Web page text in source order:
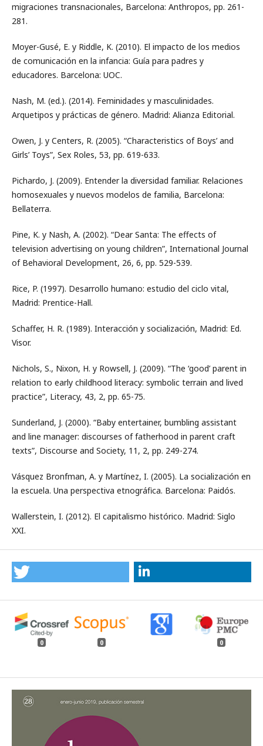
migraciones transnacionales, Barcelona: Anthropos, pp. 261-
281.
Moyer-Gusé, E. y Riddle, K. (2010). El impacto de los medios
de comunicación en la infancia: Guía para padres y
educadores. Barcelona: UOC.
Nash, M. (ed.). (2014). Feminidades y masculinidades.
Arquetipos y prácticas de género. Madrid: Alianza Editorial.
Owen, J. y Centers, R. (2005). “Characteristics of Boys’ and
Girls’ Toys”, Sex Roles, 53, pp. 619-633.
Pichardo, J. (2009). Entender la diversidad familiar. Relaciones
homosexuales y nuevos modelos de familia, Barcelona:
Bellaterra.
Pine, K. y Nash, A. (2002). “Dear Santa: The effects of
television advertising on young children”, International Journal
of Behavioral Development, 26, 6, pp. 529-539.
Rice, P. (1997). Desarrollo humano: estudio del ciclo vital,
Madrid: Prentice-Hall.
Schaffer, H. R. (1989). Interacción y socialización, Madrid: Ed.
Visor.
Nichols, S., Nixon, H. y Rowsell, J. (2009). “The ‘good’ parent in
relation to early childhood literacy: symbolic terrain and lived
practice”, Literacy, 43, 2, pp. 65-75.
Sunderland, J. (2000). “Baby entertainer, bumbling assistant
and line manager: discourses of fatherhood in parent craft
texts”, Discourse and Society, 11, 2, pp. 249-274.
Vásquez Bronfman, A. y Martínez, I. (2005). La socialización en
la escuela. Una perspectiva etnográfica. Barcelona: Paidós.
Wallerstein, I. (2012). El capitalismo histórico. Madrid: Siglo
XXI.
0 0 0